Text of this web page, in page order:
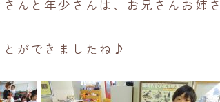
んと年少さんは、お兄さんお姉
とができましたね♪